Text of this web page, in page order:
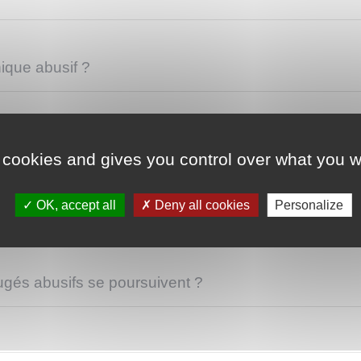
abusif ?
abusif ?
au démarchage téléphonique malgré
abusifs se poursuivent ?
cookies and gives you control over what you
OK, accept all Deny all cookies Personalize